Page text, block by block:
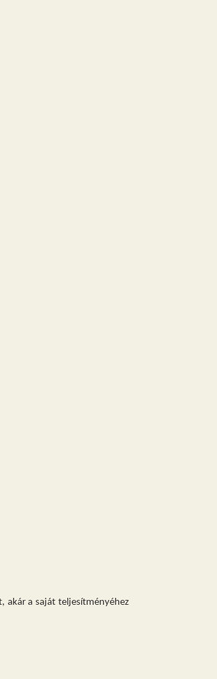
akár a saját teljesítményéhez